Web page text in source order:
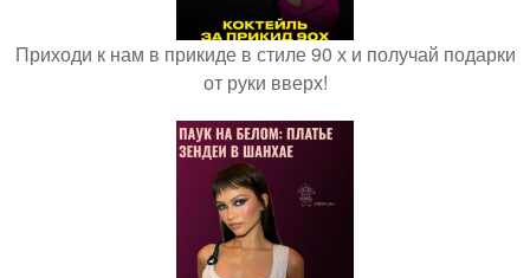
Приходи к нам в прикиде в стиле 90 х и получай подарки
от руки вверх!